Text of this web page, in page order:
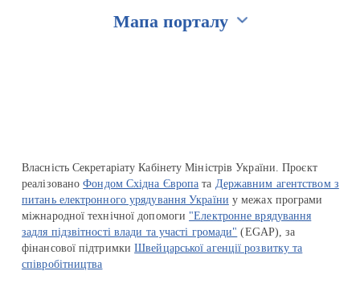
Мапа порталу
Власність Секретаріату Кабінету Міністрів України. Проєкт
реалізованоФондом Східна Європа та Державним агентством з
питань електронного урядування України у межах програми
міжнародної технічної допомоги "Електронне врядування
задля підзвітності влади та участі громади" (EGAP), за
фінансової підтримкиШвейцарської агенції розвитку та
співробітництва